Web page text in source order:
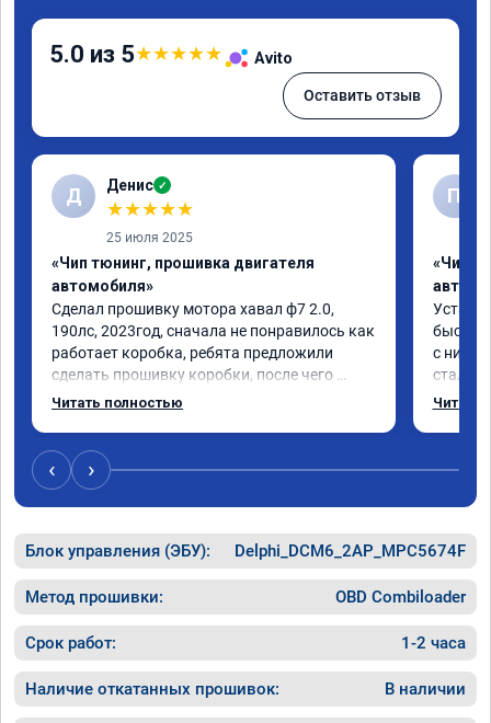
5.0 из 5★★★★★ Avito
Оставить отзыв
Д Денис ✓
★★★★★
25 июля 2025
«Чип тюнинг, прошивка двигателя
автомобиля»
Сделал прошивку мотора хавал ф7 2.0,
190лс, 2023год, сначала не понравилось как
работает коробка, ребята предложили
сделать прошивку коробки, после чего
машина поехала в разы лучше, все
Читать полностью
П
«Чип
быстро
с низов
стала
очень
Читать
‹ ›
Блок управления (ЭБУ): Delphi_DCM6_2AP_MPC5674F
Метод прошивки: OBD Combiloader
Срок работ: 1-2 часа
Наличие откатанных прошивок: В наличии